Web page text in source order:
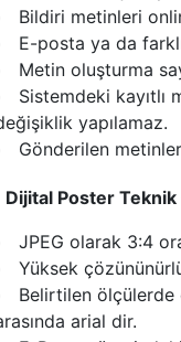
Bildiri metinleri
E-posta ya da
Metin oluşturma
Sistemdeki
yapılamaz.
Gönderilen
Dijital Poster
JPEG olarak 3:4
Yüksek
Belirtilen ölçülerde
arial dir.